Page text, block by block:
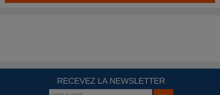
RECEVEZ LA NEWSLETTER